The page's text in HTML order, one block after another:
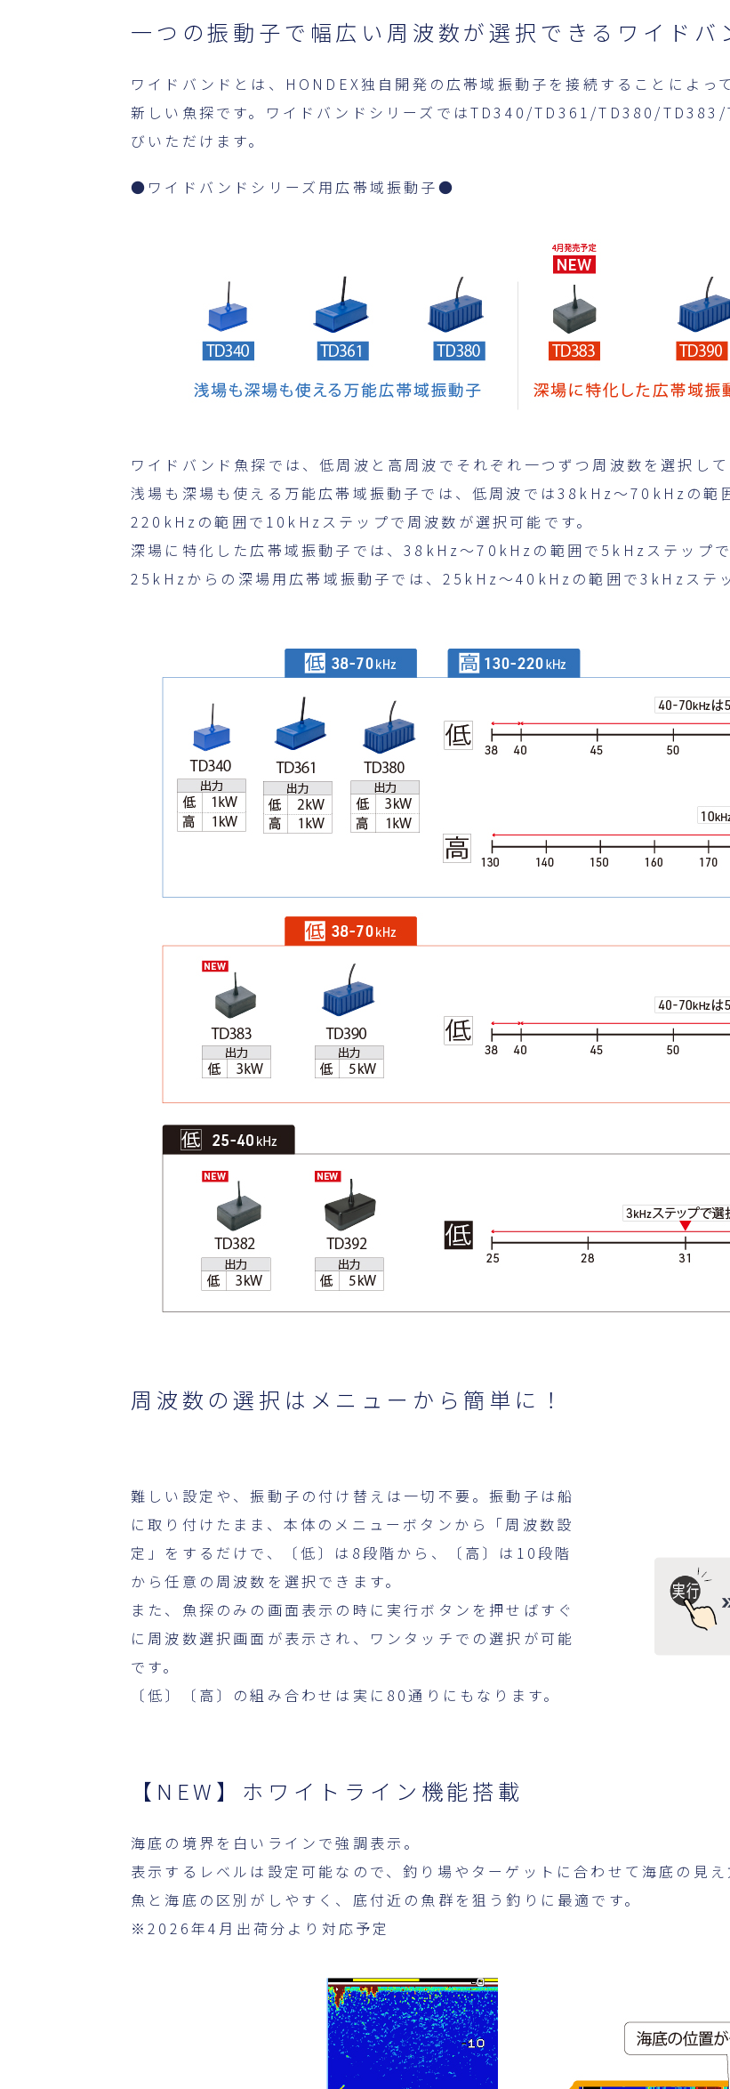
一つの振動子で幅広い周波数が選択できるワイドバ
ワイドバンドとは、HONDEX独自開発の広帯域振動子を接続することによっ
新しい魚探です。ワイドバンドシリーズではTD340/TD361/TD380/
びいただけます。
●ワイドバンドシリーズ用広帯域振動子●
ワイドバンド魚探では、低周波と高周波でそれぞれ一つずつ周波数を選択して
浅場も深場も使える万能広帯域振動子では、低周波では38kHz～70kHzの
220kHzの範囲で10kHzステップで周波数が選択可能です。
深場に特化した広帯域振動子では、38kHz～70kHzの範囲で5kHzステップで
25kHzからの深場用広帯域振動子では、25kHz～40kHzの範囲で3kHzステッ
周波数の選択はメニューから簡単に！
難しい設定や、振動子の付け替えは一切不要。振動子は船
に取り付けたまま、本体のメニューボタンから「周波数設
定」をするだけで、〔低〕は8段階から、〔高〕は10段階
から任意の周波数を選択できます。
また、魚探のみの画面表示の時に実行ボタンを押せばすぐ
に周波数選択画面が表示され、ワンタッチでの選択が可能
です。
〔低〕〔高〕の組み合わせは実に80通りにもなります。
【NEW】ホワイトライン機能搭載
海底の境界を白いラインで強調表示。
表示するレベルは設定可能なので、釣り場やターゲットに合わせて海底の見え
魚と海底の区別がしやすく、底付近の魚群を狙う釣りに最適です。
※2026年4月出荷分より対応予定